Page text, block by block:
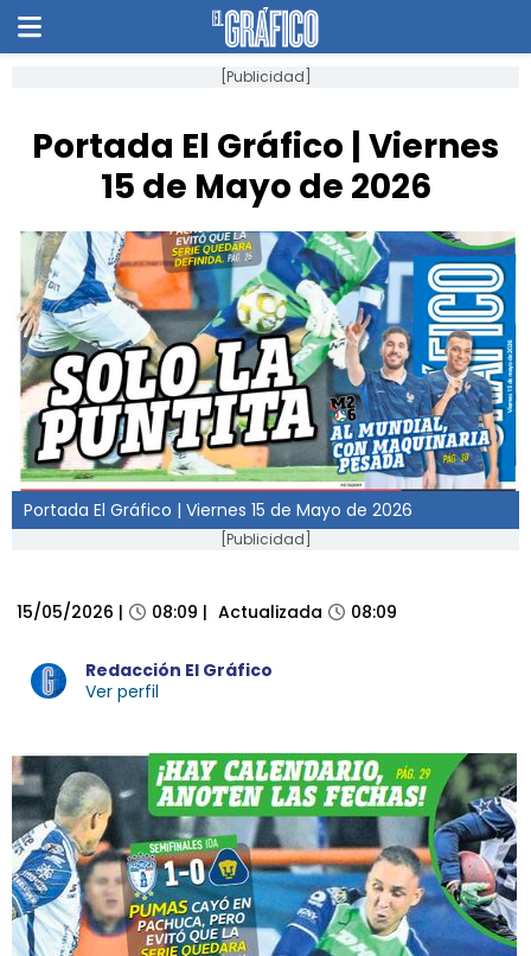
[Publicidad]
Portada El Gráfico | Viernes
15 de Mayo de 2026
Portada El Gráfico | Viernes 15 de Mayo de 2026
[Publicidad]
15/05/2026 | 08:09 | Actualizada 08:09
Redacción El Gráfico
Ver perfil